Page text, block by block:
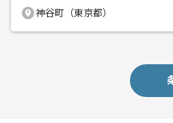
神谷町（東京都）